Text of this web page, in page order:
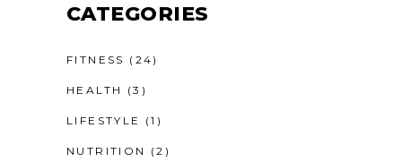
CATEGORIES
FITNESS (24)
HEALTH (3)
LIFESTYLE (1)
NUTRITION (2)